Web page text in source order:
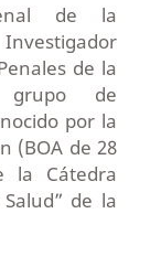
de la
de la
grupo de
por la
(BOA de 28
la Cátedra
de la